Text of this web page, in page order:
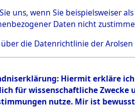
Sie uns, wenn Sie beispielsweiser
Daten nicht
die Datenrichtlinie der Arolsen
Hiermit erkläre
für wissenschaftliche
nutze. Mir ist